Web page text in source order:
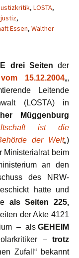
, LOSTA,
,
Essen, Walther
drei Seiten der
15.12.2004„,
Leitende
(LOSTA) in
Müggenburg
ist die
der Welt„)
Ministerialrat beim
an den
des NRW-
hatte und
als Seiten 225,
der Akte 4121
– alsGEHEIM
– trotz
Zufall“ bekannt